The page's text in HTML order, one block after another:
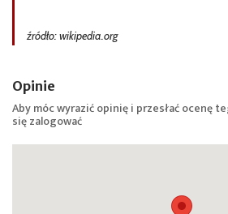
źródło: wikipedia.org
Opinie
Aby móc wyrazić opinię i przesłać ocenę
sięzalogować